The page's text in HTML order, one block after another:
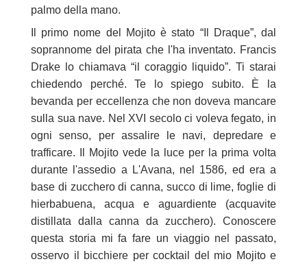
palmo della mano.
Il primo nome del Mojito è stato “Il Draque”, dal
soprannome del pirata che l'ha inventato. Francis
Drake lo chiamava “il coraggio liquido”. Ti starai
chiedendo perché. Te lo spiego subito. È la
bevanda per eccellenza che non doveva mancare
sulla sua nave. Nel XVI secolo ci voleva fegato, in
ogni senso, per assalire le navi, depredare e
trafficare. Il Mojito vede la luce per la prima volta
durante l'assedio a L'Avana, nel 1586, ed era a
base di zucchero di canna, succo di lime, foglie di
hierbabuena, acqua e aguardiente (acquavite
distillata dalla canna da zucchero). Conoscere
questa storia mi fa fare un viaggio nel passato,
osservo il bicchiere per cocktail del mio Mojito e